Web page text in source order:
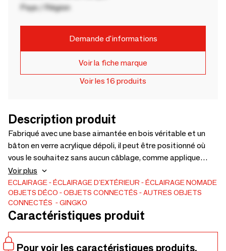
Pays / Région
Demande d'informations
Voir la fiche marque
Voir les 16 produits
Description produit
Fabriqué avec une base aimantée en bois véritable et un
bâton en verre acrylique dépoli, il peut être positionné où
vous le souhaitez sans aucun câblage, comme applique
murale, lampe de voyage ou même comme lampe de table
de chevet. Vous pouvez garder la lumière allumée ou avec
l'option du mode économie d'énergie, qui ne s'allume que
dans l'obscurité lorsqu'il détecte un mouvement.Pratique
sans compromis sur le design, le Smart Baton de Gingko
reflète leur philosophie de conception de rendre les objets
de tous les jours plus intelligents dans la vie..
Voir plus
ECLAIRAGE ÉCLAIRAGE D'EXTÉRIEUR
ÉCLAIRAGE NOMADE
OBJETS DÉCO
OBJETS CONNECTÉS
AUTRES OBJETS
CONNECTÉS
GINGKO
Caractéristiques produit
Pour voir les caractéristiques produits,